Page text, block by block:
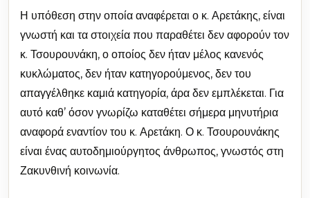
Η υπόθεση στην οποία αναφέρεται ο κ. Αρετάκης, είναι
γνωστή και τα στοιχεία που παραθέτει δεν αφορούν τον
κ. Τσουρουνάκη, ο οποίος δεν ήταν μέλος κανενός
κυκλώματος, δεν ήταν κατηγορούμενος, δεν του
απαγγέλθηκε καμιά κατηγορία, άρα δεν εμπλέκεται. Για
αυτό καθ’ όσον γνωρίζω καταθέτει σήμερα μηνυτήρια
αναφορά εναντίον του κ. Αρετάκη. Ο κ. Τσουρουνάκης
είναι ένας αυτοδημιούργητος άνθρωπος, γνωστός στη
Ζακυνθινή κοινωνία.